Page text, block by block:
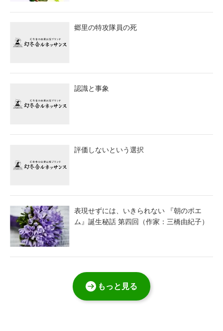
郷里の特攻隊員の死
認識と事象
評価しないという選択
表現せずには、いきられない 『朝のポエ
ム』誕生秘話 第四回（作家：三橋由紀子）
もっと見る